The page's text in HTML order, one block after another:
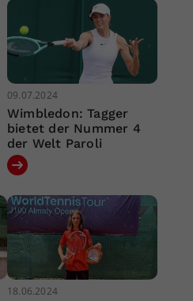
09.07.2024
Wimbledon: Tagger
bietet der Nummer 4
der Welt Paroli
18.06.2024